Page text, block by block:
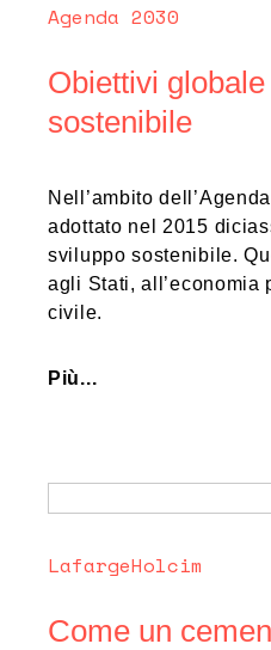
Agenda 2030
Obiettivi
sostenibile
Nell’ambito
adottato nel 2015
sviluppo sostenibile.
agli Stati, all’economia
civile.
Più...
LafargeHolcim
Come un